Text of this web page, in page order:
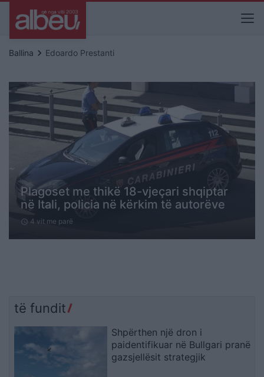
Ballina keyboard_arrow_right Edoardo Prestanti
Plagoset me thikë 18-vjeçari shqiptar
në Itali, policia në kërkim të autorëve
schedule 4 vit me parë
të fundit
Shpërthen një dron i
paidentifikuar në Bullgari pranë
gazsjellësit strategjik